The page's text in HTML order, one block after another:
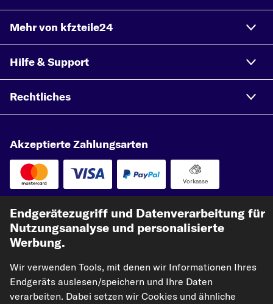
Mehr von kfzteile24
Hilfe & Support
Rechtliches
Akzeptierte Zahlungsarten
Vorkasse
Unsere Versandpartner
Endgerätezugriff und Datenverarbeitung für
Nutzungsanalyse und personalisierte
Werbung.
Wir verwenden Tools, mit denen wir Informationen Ihres
Endgeräts auslesen/speichern und Ihre Daten
verarbeiten. Dabei setzen wir Cookies und ähnliche